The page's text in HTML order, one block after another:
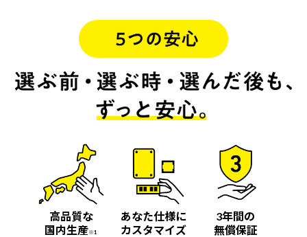
高品質な
国内生産※1
あなた仕様に
カスタマイズ
3年間の
無償保証